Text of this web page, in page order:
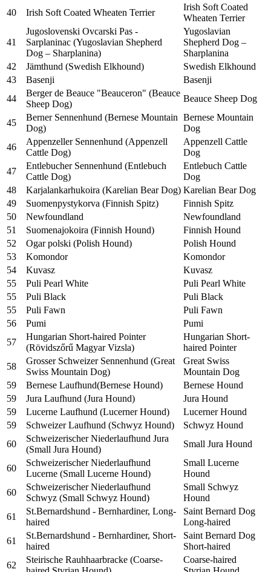
40
Irish Soft Coated Wheaten Terrier
Irish Soft Coated
Wheaten Terrier
41
Jugoslovenski Ovcarski Pas -
Sarplaninac (Yugoslavian Shepherd
Dog – Sharplanina)
Yugoslavian
Shepherd Dog –
Sharplanina
42
Jämthund (Swedish Elkhound)
Swedish Elkhound
43
Basenji
Basenji
44
Berger de Beauce "Beauceron" (Beauce
Sheep Dog)
Beauce Sheep Dog
45
Berner Sennenhund (Bernese Mountain
Dog)
Bernese Mountain
Dog
46
Appenzeller Sennenhund (Appenzell
Cattle Dog)
Appenzell Cattle
Dog
47
Entlebucher Sennenhund (Entlebuch
Cattle Dog)
Entlebuch Cattle
Dog
48
Karjalankarhukoira (Karelian Bear Dog) Karelian Bear Dog
49
Suomenpystykorva (Finnish Spitz)
Finnish Spitz
50
Newfoundland
Newfoundland
51
Suomenajokoira (Finnish Hound)
Finnish Hound
52
Ogar polski (Polish Hound)
Polish Hound
53
Komondor
Komondor
54
Kuvasz
Kuvasz
55
Puli Pearl White
Puli Pearl White
55
Puli Black
Puli Black
55
Puli Fawn
Puli Fawn
56
Pumi
Pumi
57
Hungarian Short-haired Pointer
(Rövidszőrű Magyar Vizsla)
Hungarian Short-
haired Pointer
58
Grosser Schweizer Sennenhund (Great
Swiss Mountain Dog)
Great Swiss
Mountain Dog
59
Bernese Laufhund(Bernese Hound)
Bernese Hound
59
Jura Laufhund (Jura Hound)
Jura Hound
59
Lucerne Laufhund (Lucerner Hound)
Lucerner Hound
59
Schweizer Laufhund (Schwyz Hound)
Schwyz Hound
60
Schweizerischer Niederlaufhund Jura
(Small Jura Hound)
Small Jura Hound
60
Schweizerischer Niederlaufhund
Lucerne (Small Lucerne Hound)
Small Lucerne
Hound
60
Schweizerischer Niederlaufhund
Schwyz (Small Schwyz Hound)
Small Schwyz
Hound
61
St.Bernardshund - Bernhardiner, Long-
haired
Saint Bernard Dog
Long-haired
61
St.Bernardshund - Bernhardiner, Short-
haired
Saint Bernard Dog
Short-haired
62
Steirische Rauhhaarbracke (Coarse-
Coarse-haired